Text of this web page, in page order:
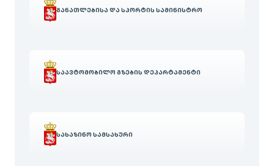
ᲒᲐᲜᲐᲗᲚᲔᲑᲘᲡᲐ ᲓᲐ ᲡᲞᲝᲠᲢᲘᲡ ᲡᲐᲛᲘᲜᲘᲡᲢᲠᲝ
ᲡᲐᲐᲕᲢᲝᲛᲝᲑᲘᲚᲝ ᲒᲖᲔᲑᲘᲡ ᲓᲔᲞᲐᲠᲢᲐᲛᲔᲜᲢᲘ
ᲡᲐᲮᲐᲖᲘᲜᲝ ᲡᲐᲛᲡᲐᲮᲣᲠᲘ